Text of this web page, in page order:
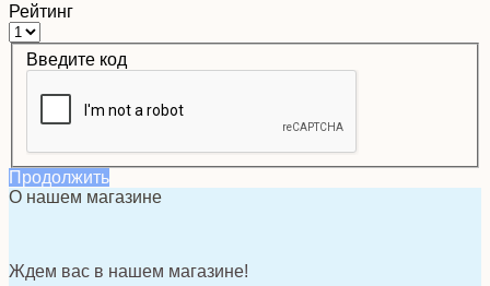
Рейтинг
Введите код
Продолжить
О нашем магазине
Ждем вас в нашем магазине!